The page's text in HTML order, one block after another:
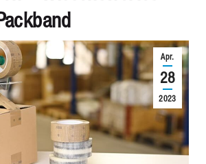
Apr.
28
2023